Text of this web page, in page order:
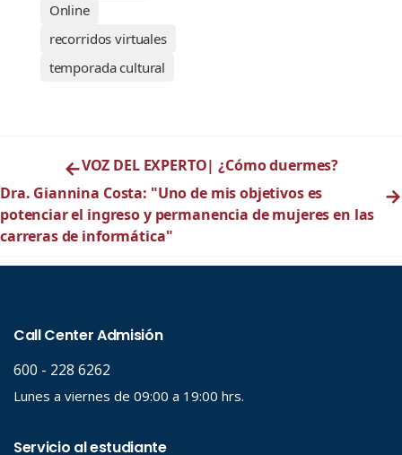
Online
recorridos virtuales
temporada cultural
←VOZ DEL EXPERTO| ¿Cómo duermes?
Dra. Giannina Costa: "Uno de mis objetivos es
potenciar el ingreso y permanencia de mujeres en las
carreras de informática"
→